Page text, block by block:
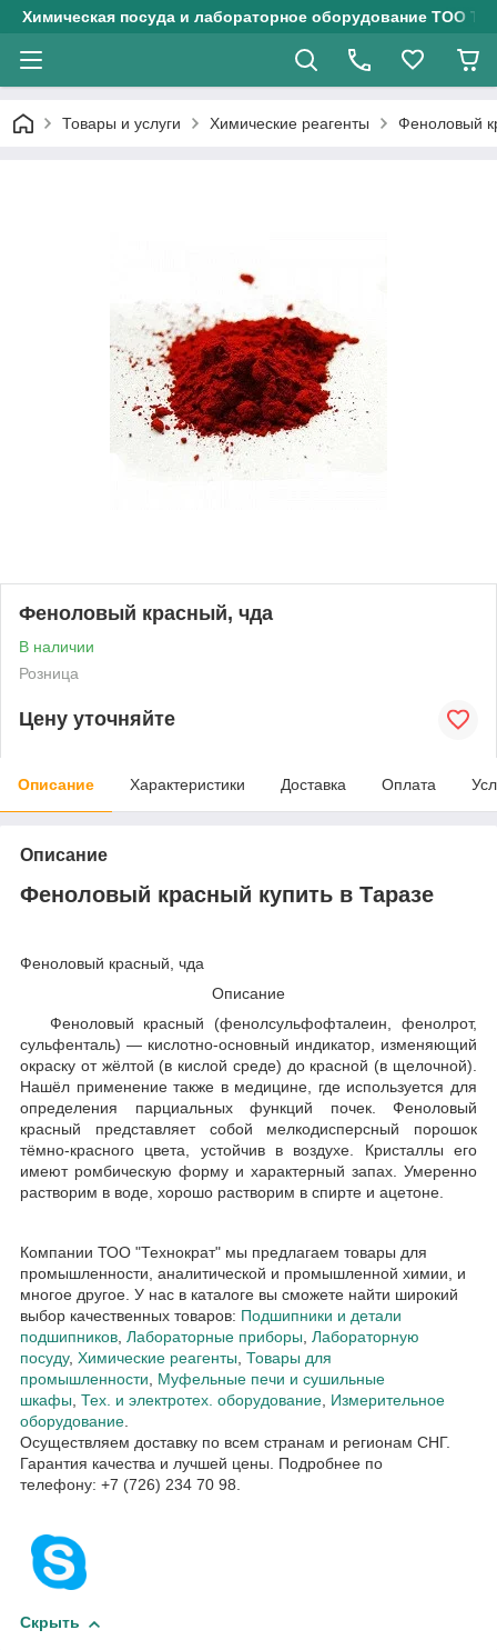
Химическая посуда и лабораторное оборудование ТОО
Товары и услуги Химические реагенты Феноловый
Феноловый красный, чда
В наличии
Розница
Цену уточняйте
Описание Характеристики Доставка Оплата
Описание
Феноловый красный купить в Таразе
Феноловый красный, чда
Описание
Феноловый красный (фенолсульфофталеин, фенолрот,
сульфенталь) — кислотно-основный индикатор, изменяющий
окраску от жёлтой (в кислой среде) до красной (в щелочной).
Нашёл применение также в медицине, где используется для
определения парциальных функций почек. Феноловый
красный представляет собой мелкодисперсный порошок
тёмно-красного цвета, устойчив в воздухе. Кристаллы его
имеют ромбическую форму и характерный запах. Умеренно
растворим в воде, хорошо растворим в спирте и ацетоне.
Компании ТОО "Технократ" мы предлагаем товары для
промышленности, аналитической и промышленной химии, и
многое другое. У нас в каталоге вы сможете найти широкий
выбор качественных товаров: Подшипники и детали
подшипников, Лабораторные приборы, Лабораторную
посуду, Химические реагенты, Товары для
промышленности, Муфельные печи и сушильные
шкафы, Тех. и электротех. оборудование, Измерительное
оборудование.
Осуществляем доставку по всем странам и регионам СНГ.
Гарантия качества и лучшей цены. Подробнее по
телефону: +7 (726) 234 70 98.
Скрыть